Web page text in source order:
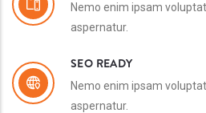
Nemo enim ipsam
aspernatur.
SEO READY
Nemo enim ipsam
aspernatur.